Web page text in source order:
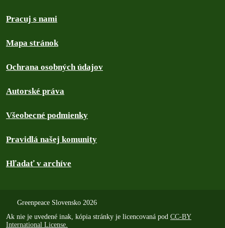
Pracuj s nami
Mapa stránok
Ochrana osobných údajov
Autorské práva
Všeobecné podmienky
Pravidlá našej komunity
Hľadať v archíve
Greenpeace Slovensko 2026
Ak nie je uvedené inak, kópia stránky je licencovaná pod CC-BY
International License.